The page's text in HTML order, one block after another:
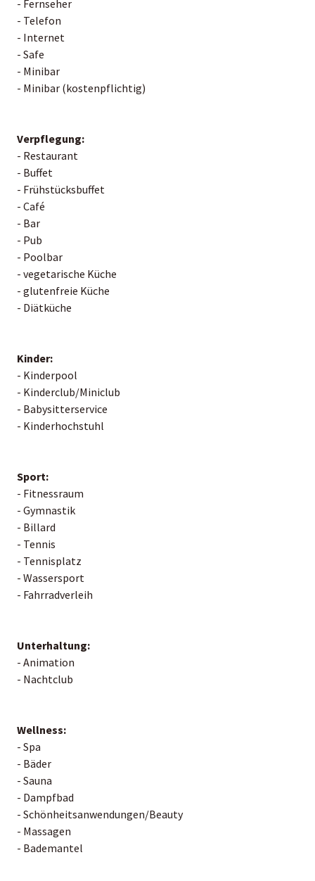
- Fernseher
- Telefon
- Internet
- Safe
- Minibar
- Minibar (kostenpflichtig)
Verpflegung:
- Restaurant
- Buffet
- Frühstücksbuffet
- Café
- Bar
- Pub
- Poolbar
- vegetarische Küche
- glutenfreie Küche
- Diätküche
Kinder:
- Kinderpool
- Kinderclub/Miniclub
- Babysitterservice
- Kinderhochstuhl
Sport:
- Fitnessraum
- Gymnastik
- Billard
- Tennis
- Tennisplatz
- Wassersport
- Fahrradverleih
Unterhaltung:
- Animation
- Nachtclub
Wellness:
- Spa
- Bäder
- Sauna
- Dampfbad
- Schönheitsanwendungen/Beauty
- Massagen
- Bademantel